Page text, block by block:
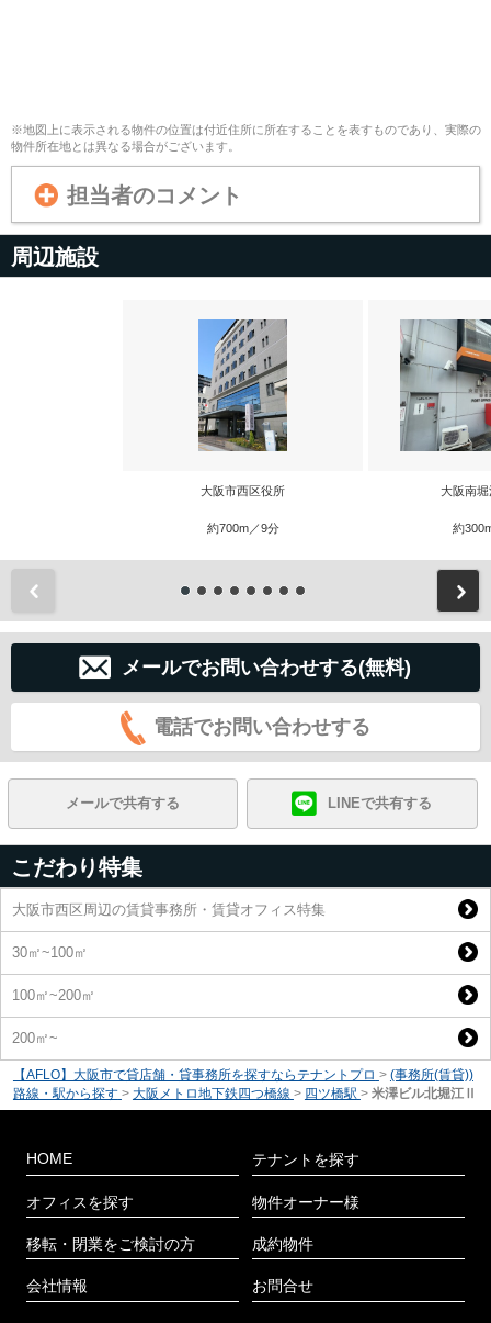
※地図上に表示される物件の位置は付近住所に所在することを表すものであり、実際の
物件所在地とは異なる場合がございます。
担当者のコメント
周辺施設
大阪市西区役所
約700m／9分
大阪南
約
メールでお問い合わせする(無料)
電話でお問い合わせする
メールで共有する LINEで共有する
こだわり特集
大阪市西区周辺の賃貸事務所・賃貸オフィス特集
30㎡~100㎡
100㎡~200㎡
200㎡~
【AFLO】大阪市で貸店舗・貸事務所を探すならテナントプロ > (事務所(賃貸))
路線・駅から探す > 大阪メトロ地下鉄四つ橋線 > 四ツ橋駅 > 米澤ビル北堀江Ⅱ
HOME
オフィスを探す
移転・閉業をご検討の方
会社情報
テナントを探す
物件オーナー様
成約物件
お問合せ